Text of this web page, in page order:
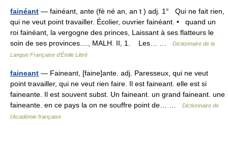
fainéant — fainéant, ante (fè né an, an t ) adj. 1° Qui ne fait rien,
qui ne veut point travailler. Écolier, ouvrier fainéant. • quand un
roi fainéant, la vergogne des princes, Laissant à ses flatteurs le
soin de ses provinces...., MALH. II, 1. Les… …
Dictionnaire de la
Langue Française d'Émile Littré
faineant — Faineant, [faine]ante. adj. Paresseux, qui ne veut
point travailler, qui ne veut rien faire. Il est faineant. elle est si
faineante. Il est souvent subst. Un faineant. un grand faineant. une
faineante. en ce pays la on ne souffre point de… …
Dictionnaire de
l'Académie française